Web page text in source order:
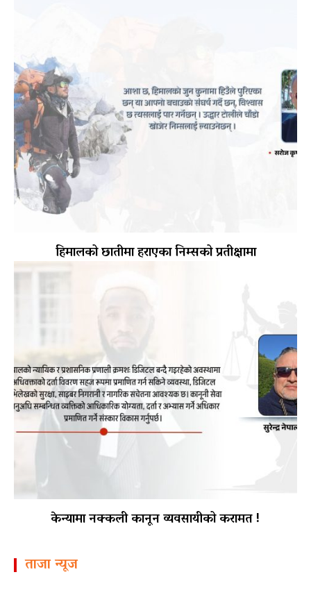
हिमालको छातीमा हराएका निम्सको प्रतीक्षामा
केन्यामा नक्कली कानून व्यवसायीको करामत !
ताजा न्यूज